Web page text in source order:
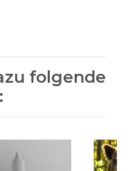
folgende